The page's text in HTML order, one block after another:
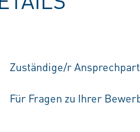
Zuständige/r
Für Fragen zu Ihrer